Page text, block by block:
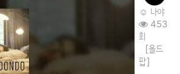
☺️ 나야
453
회
[올드
팝]